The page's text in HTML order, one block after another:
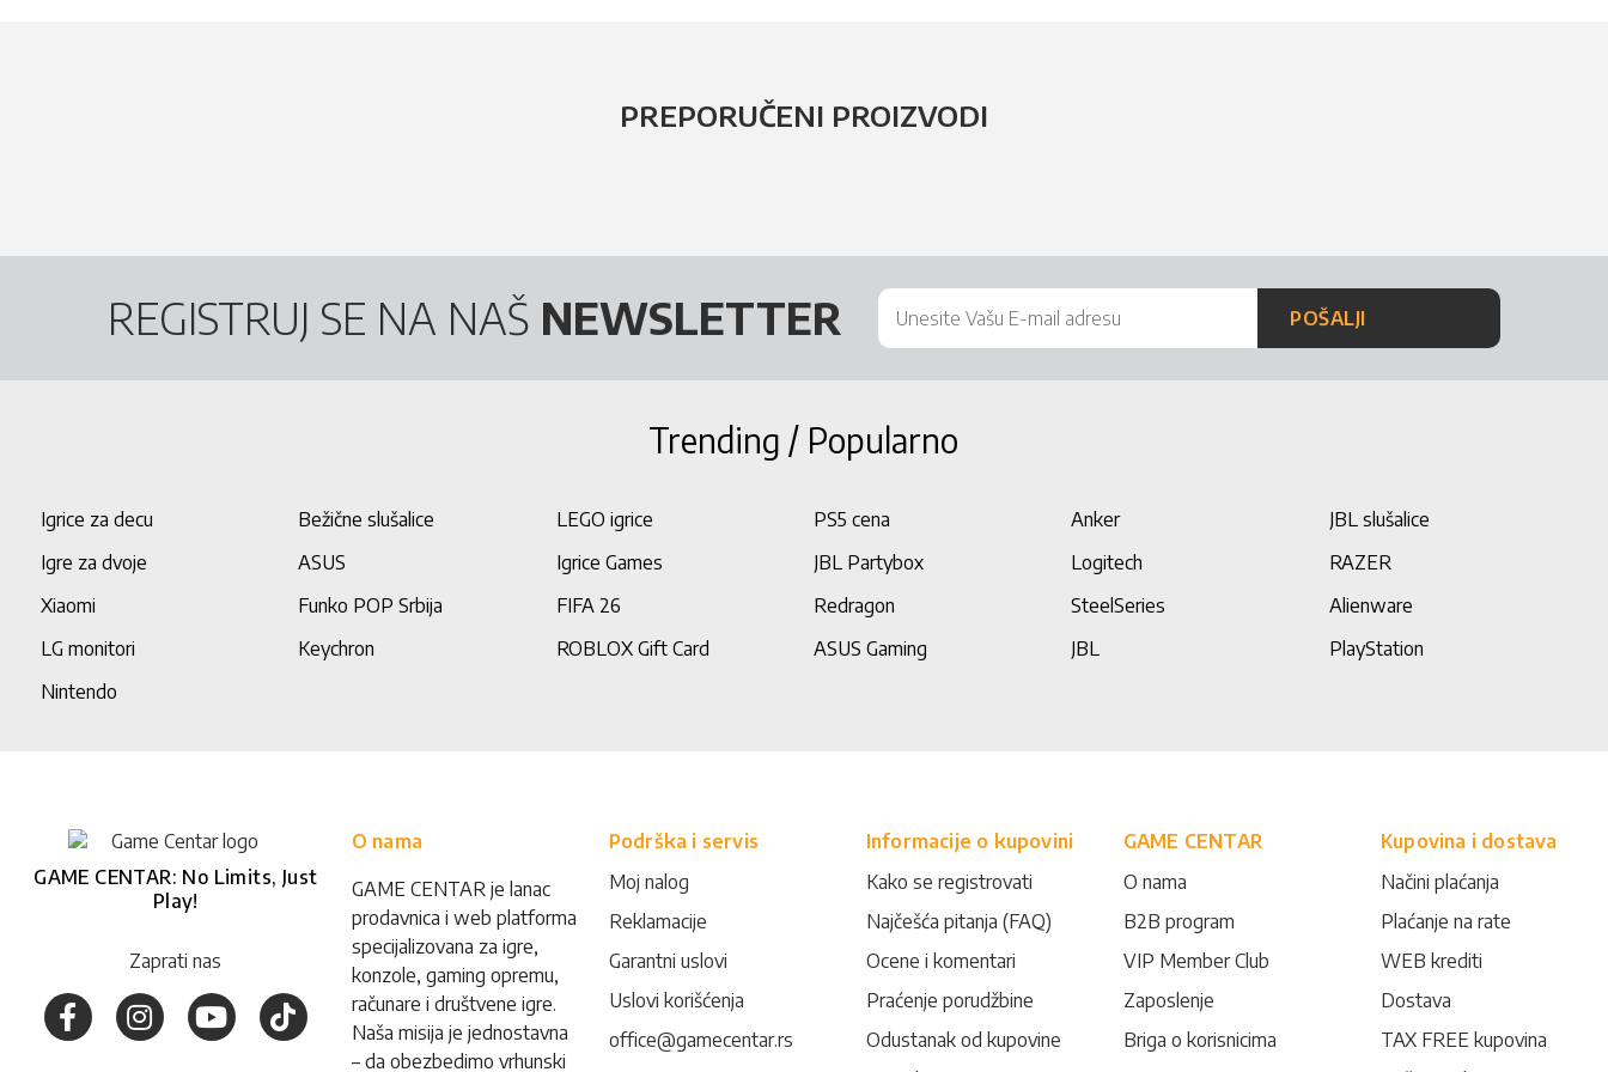
PREPORUČENI PROIZVODI
REGISTRUJ SE NA NAŠ NEWSLETTER POŠALJI
Trending / Popularno
Igrice za decu Bežične slušalice LEGO igrice PS5 cena Anker
JBL slušalice
Igre za dvoje
ASUS Igrice Games JBL Partybox Logitech
RAZER
Xiaomi
Funko POP Srbija FIFA 26 Redragon SteelSeries
Alienware
LG monitori
Keychron ROBLOX Gift Card ASUS Gaming JBL
PlayStation
Nintendo
GAME CENTAR: No Limits, Just
Play!
Zaprati nas
O nama
GAME CENTAR je lanac
prodavnica i web platforma
specijalizovana za igre,
konzole, gaming opremu,
računare i društvene igre.
Naša misija je jednostavna
– da obezbedimo vrhunski
Podrška i servis
Moj nalog
Reklamacije
Garantni uslovi
Uslovi korišćenja
office@gamecentar.rs
Informacije o kupovini
Kako se registrovati
Najčešća pitanja (FAQ)
Ocene i komentari
Praćenje porudžbine
Odustanak od kupovine
GAME CENTAR
O nama
B2B program
VIP Member Club
Zaposlenje
Briga o korisnicima
Kupovina i dostava
Načini plaćanja
Plaćanje na rate
WEB krediti
Dostava
TAX FREE kupovina